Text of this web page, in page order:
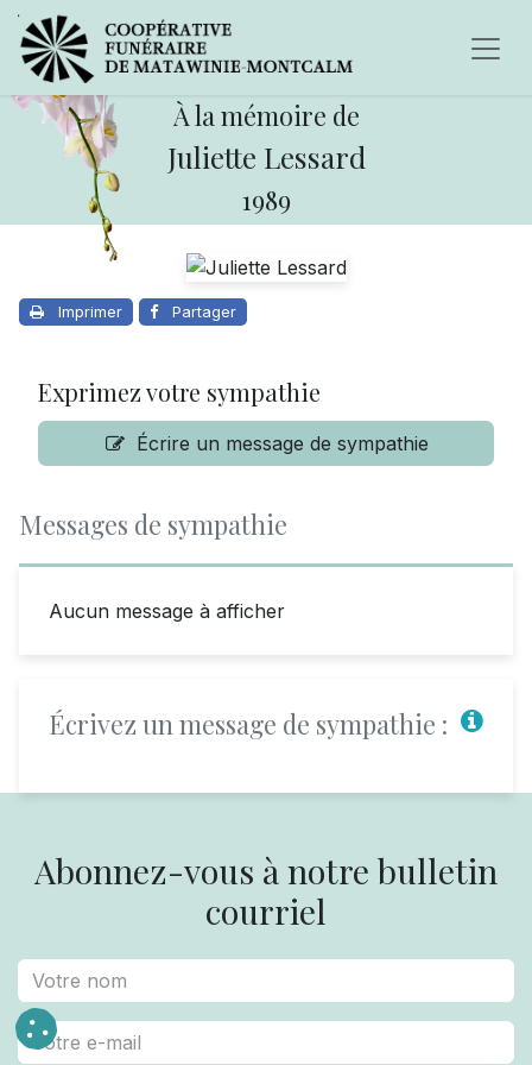
À la mémoire de
Juliette Lessard
1989
Imprimer Partager
Exprimez votre sympathie
Écrire un message de sympathie
Messages de sympathie
Aucun message à afficher
Écrivez un message de sympathie :
Abonnez-vous à notre bulletin
courriel